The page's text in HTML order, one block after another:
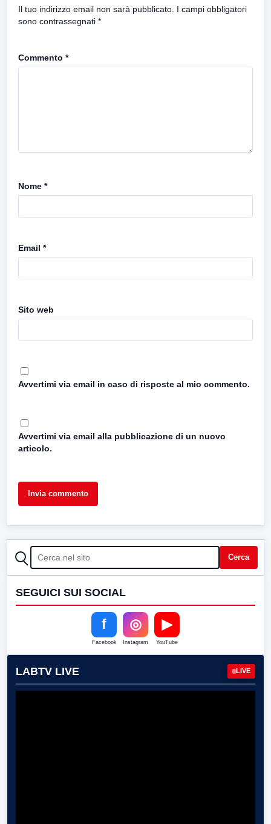
Il tuo indirizzo email non sarà pubblicato. I campi obbligatori
sono contrassegnati *
Commento *
Nome *
Email *
Sito web
Avvertimi via email in caso di risposte al mio commento.
Avvertimi via email alla pubblicazione di un nuovo
articolo.
CERCA Cerca
SEGUICI SUI SOCIAL
f
Facebook
◎
Instagram
▶
YouTube
LABTV LIVE LIVE